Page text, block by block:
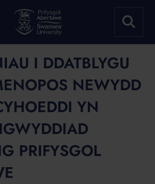
I DDATBLYGU
NEWYDD
YN
PRIFYSGOL